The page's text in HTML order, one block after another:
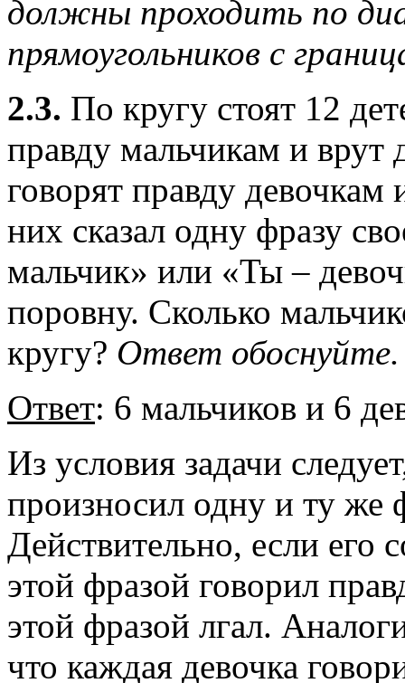
должны проходить по
прямоугольников с
2.3. По кругу стоят 12
правду мальчикам и врут
говорят правду
них сказал одну фразу
мальчик» или «Ты –
поровну. Сколько
кругу? Ответ обоснуйте.
Ответ: 6 мальчиков и 6
Из условия задачи
произносил одну и ту же
Действительно, если его
этой фразой говорил
этой фразой лгал.
что каждая девочка